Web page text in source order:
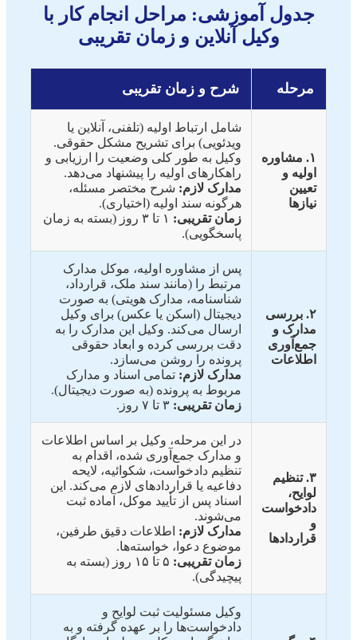
جدول آموزشی: مراحل انجام کار با
وکیل آنلاین و زمان تقریبی
مرحله شرح و زمان تقریبی
۱. مشاوره
اولیه و
تعیین
نیازها
شامل ارتباط اولیه (تلفنی، آنلاین یا
ویدئویی) برای تشریح مشکل حقوقی.
وکیل به طور کلی وضعیت را ارزیابی و
راهکارهای اولیه را پیشنهاد می‌دهد.
مدارک لازم: شرح مختصر مسئله،
هرگونه سند اولیه (اختیاری).
زمان تقریبی:
۱ تا ۳ روز (بسته به زمان
پاسخگویی).
۲. بررسی
مدارک و
جمع‌آوری
اطلاعات
پس از مشاوره اولیه، موکل مدارک
مرتبط را (مانند سند ملک، قرارداد،
شناسنامه، مدارک هویتی) به صورت
دیجیتال (اسکن یا عکس) برای وکیل
ارسال می‌کند. وکیل این مدارک را به
دقت بررسی کرده و ابعاد حقوقی
پرونده را روشن می‌سازد.
مدارک لازم: تمامی اسناد و مدارک
مربوط به پرونده (به صورت دیجیتال).
زمان تقریبی:
۳. تنظیم
لوایح،
دادخواست
قراردادها
در این مرحله، وکیل بر اساس اطلاعات
و مدارک جمع‌آوری شده، اقدام به
تنظیم دادخواست، شکوائیه، لایحه
دفاعیه یا قراردادهای لازم می‌کند. این
اسناد پس از تأیید موکل، آماده ثبت
می‌شوند.
مدارک لازم: اطلاعات دقیق طرفین،
موضوع دعوا، خواسته‌ها.
زمان تقریبی:
۵ تا ۱۵ روز (بسته به
پیچیدگی).
وکیل مسئولیت ثبت لوایح و
دادخواست‌ها را بر عهده گرفته و به